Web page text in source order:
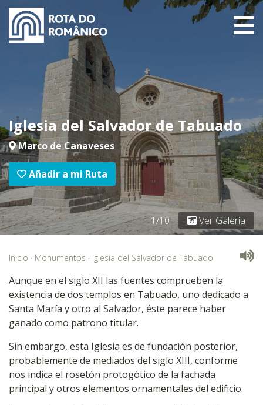
Iglesia del Salvador de Tabuado
Marco de Canaveses
Añadir a mi Ruta
1/10 Ver Galería
Inicio · Monumentos · Iglesia del Salvador de Tabuado
Aunque en el siglo XII las fuentes comprueben la
existencia de dos templos en Tabuado, uno dedicado a
Santa María y otro al Salvador, éste parece haber
ganado como patrono titular.
Sin embargo, esta Iglesia es de fundación posterior,
probablemente de mediados del siglo XIII, conforme
nos indica el rosetón protogótico de la fachada
principal y otros elementos ornamentales del edificio.